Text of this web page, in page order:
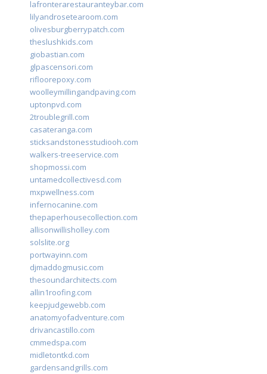
lafronterarestauranteybar.com
lilyandrosetearoom.com
olivesburgberrypatch.com
theslushkids.com
giobastian.com
glpascensori.com
rifloorepoxy.com
woolleymillingandpaving.com
uptonpvd.com
2troublegrill.com
casateranga.com
sticksandstonesstudiooh.com
walkers-treeservice.com
shopmossi.com
untamedcollectivesd.com
mxpwellness.com
infernocanine.com
thepaperhousecollection.com
allisonwillisholley.com
solslite.org
portwayinn.com
djmaddogmusic.com
thesoundarchitects.com
allin1roofing.com
keepjudgewebb.com
anatomyofadventure.com
drivancastillo.com
cmmedspa.com
midletontkd.com
gardensandgrills.com